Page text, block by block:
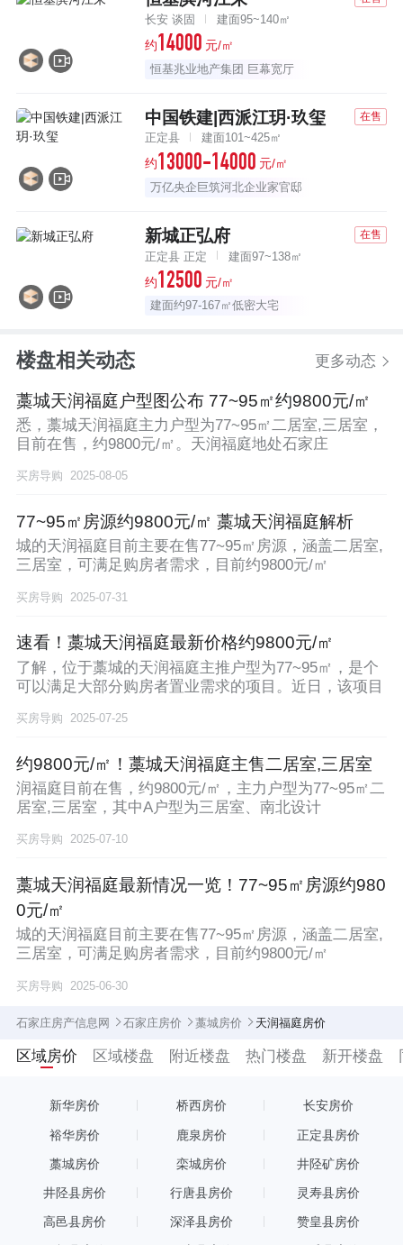
长安 谈固 建面95~140㎡
约14000 元/㎡
恒基兆业地产集团 巨幕宽厅
中国铁建|西派江玥·玖玺 在售
正定县 建面101~425㎡
约13000-14000 元/㎡
万亿央企巨筑河北企业家官邸
新城正弘府 在售
正定县 正定 建面97~138㎡
约12500 元/㎡
建面约97-167㎡低密大宅
楼盘相关动态 更多动态
藁城天润福庭户型图公布 77~95㎡约9800元/㎡
悉，藁城天润福庭主力户型为77~95㎡二居室,三居室，
目前在售，约9800元/㎡。天润福庭地处石家庄
买房导购 2025-08-05
77~95㎡房源约9800元/㎡ 藁城天润福庭解析
城的天润福庭目前主要在售77~95㎡房源，涵盖二居室,
三居室，可满足购房者需求，目前约9800元/㎡
买房导购 2025-07-31
速看！藁城天润福庭最新价格约9800元/㎡
了解，位于藁城的天润福庭主推户型为77~95㎡，是个
可以满足大部分购房者置业需求的项目。近日，该项目
买房导购 2025-07-25
约9800元/㎡！藁城天润福庭主售二居室,三居室
润福庭目前在售，约9800元/㎡，主力户型为77~95㎡二
居室,三居室，其中A户型为三居室、南北设计
买房导购 2025-07-10
藁城天润福庭最新情况一览！77~95㎡房源约980
0元/㎡
城的天润福庭目前主要在售77~95㎡房源，涵盖二居室,
三居室，可满足购房者需求，目前约9800元/㎡
买房导购 2025-06-30
石家庄房产信息网 石家庄房价 藁城房价 天润福庭房价
区域房价 区域楼盘 附近楼盘 热门楼盘 新开楼盘
新华房价 桥西房价 长安房价
裕华房价 鹿泉房价 正定县房价
藁城房价 栾城房价 井陉矿房价
井陉县房价 行唐县房价 灵寿县房价
高邑县房价 深泽县房价 赞皇县房价